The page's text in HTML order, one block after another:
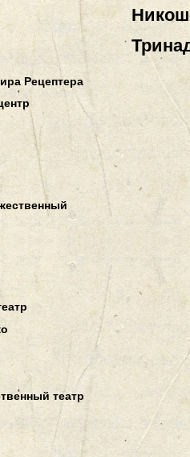
Рецептера
театр